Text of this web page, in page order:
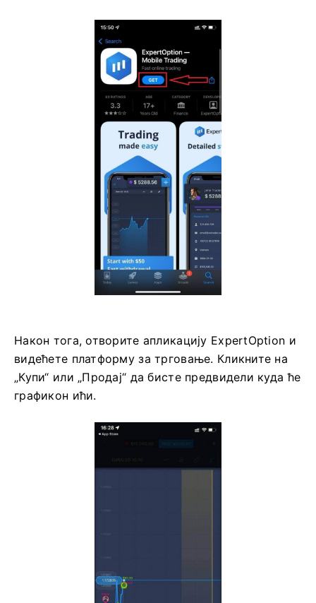
Ако имате iOS мобилни уређај, потребно је да
преузмете званичну мобилну апликацију
ExpertOption са App Store-а илиовде
Једноставно потражите апликацију
„ExpertOption - Mobile Trading“ и преузмите је на
свој iPhone или iPad.
Мобилна верзија платформе за трговање је
потпуно иста као и веб верзија. Сходно томе,
неће бити проблема са трговањем и преносом
Након тога, отворите апликацију ExpertOption и
видећете платформу за трговање. Кликните на